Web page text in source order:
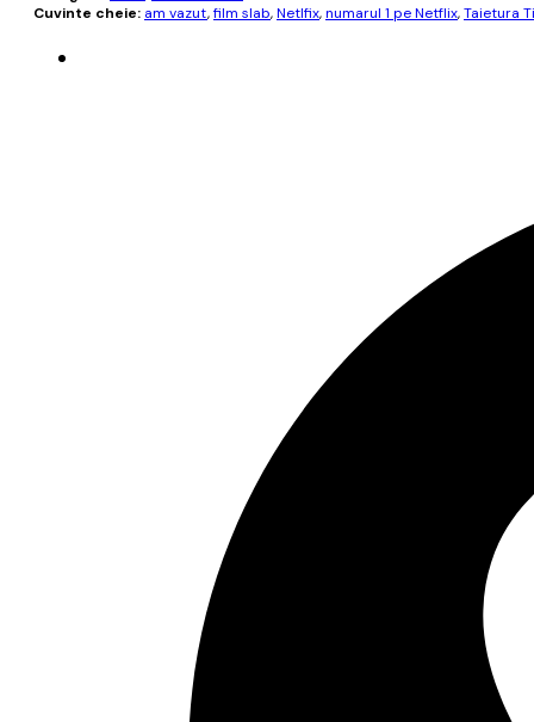
Cuvinte cheie: am vazut,film slab,Netlfix,numarul 1 pe Netflix,Taietura